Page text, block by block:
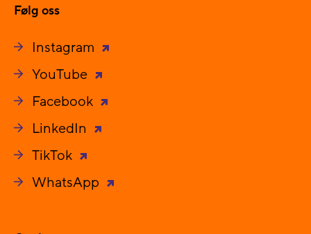
Følg oss
Instagram
YouTube
Facebook
LinkedIn
TikTok
WhatsApp